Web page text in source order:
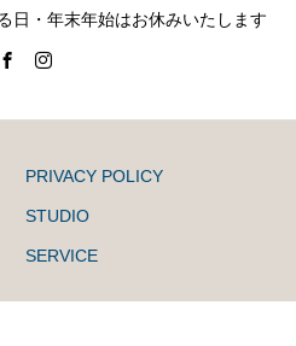
日・年末年始はお休みいたします
PRIVACY POLICY
STUDIO
SERVICE